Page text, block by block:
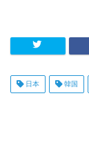
日本 韓国